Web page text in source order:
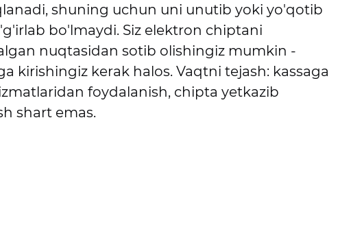
shuning uchun uni unutib yoki yo'qotib
bo'lmaydi. Siz elektron chiptani
nuqtasidan sotib olishingiz mumkin -
kirishingiz kerak halos. Vaqtni tejash: kassaga
foydalanish, chipta yetkazib
shart emas.